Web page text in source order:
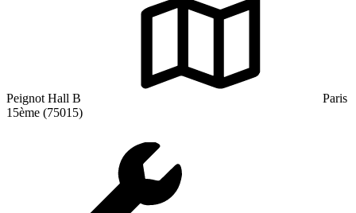
Peignot Hall B
Paris
15ème (75015)